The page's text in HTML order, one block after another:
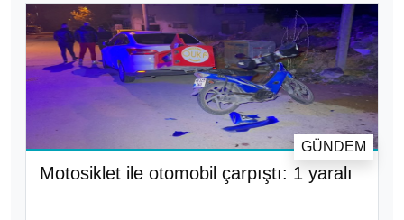
Motosiklet ile otomobil çarpıştı: 1 yaralı
GÜNDEM